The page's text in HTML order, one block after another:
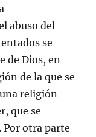
abuso del
se
de Dios, en
de la que se
religión
que se
Por otra parte